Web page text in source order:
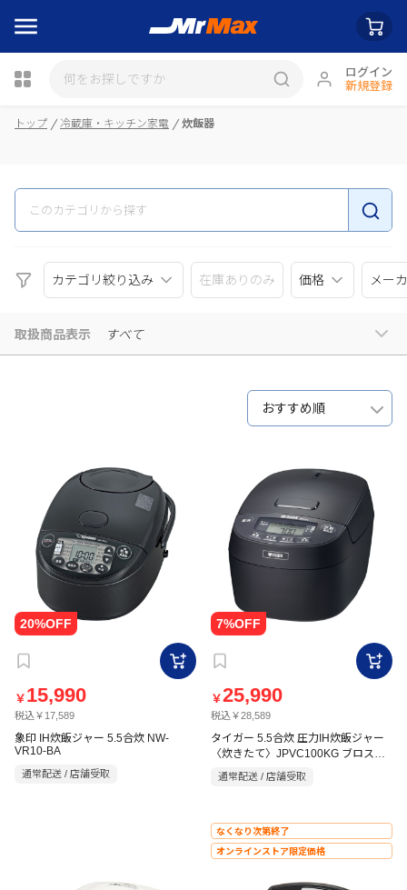
ログイン
新規登録
瓶詰
トップ 冷蔵庫・キッチン家電 炊飯器
カテゴリ絞り込み 在庫ありのみ 価格 メー
取扱商品表示 すべて
おすすめ順
￥ 15,990
税込￥17,589
象印 IH炊飯ジャー 5.5合炊 NW-
VR10-BA
通常配送 / 店舗受取
￥25,990
税込￥28,589
タイガー 5.5合炊 圧力IH炊飯ジャー
〈炊きたて〉JPVC100KG ブロスブ
ラック
通常配送 / 店舗受取
なくなり次第終了
オンラインストア限定価格